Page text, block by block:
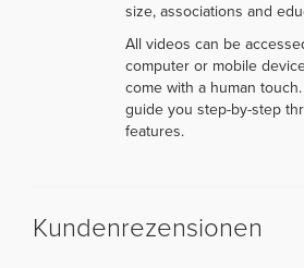
size, associations and
All videos can be
computer or mobile
come with a human
guide you step-by-step
features.
Kundenrezensionen